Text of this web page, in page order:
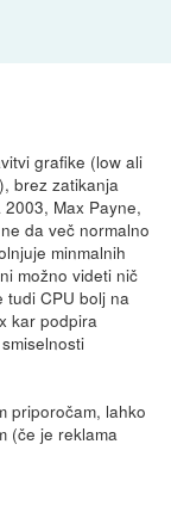
grafike (low ali
brez zatikanja
Max Payne,
da več normalno
minmalnih
možno videti nič
tudi CPU bolj na
kar podpira
priporočam, lahko
(če je reklama